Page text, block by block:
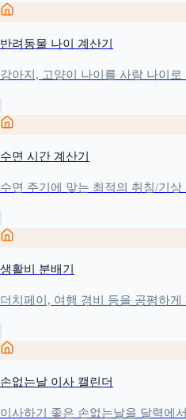
반려동물 나이 계산기
강아지, 고양이 나이를 사람 나이로
수면 시간 계산기
수면 주기에 맞는 최적의 취침/기
생활비 분배기
더치페이, 여행 경비 등을 공평하게
손없는날 이사 캘린더
이사하기 좋은 손없는날을 달력에